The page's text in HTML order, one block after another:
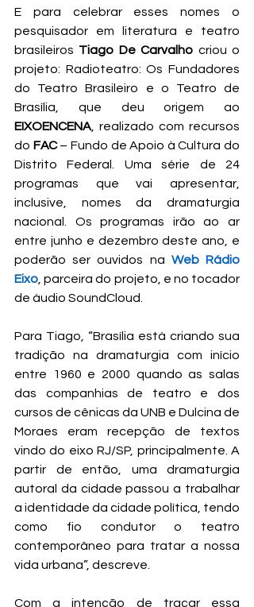
E para celebrar esses nomes o
pesquisador em literatura e teatro
brasileiros Tiago De Carvalho criou o
projeto: Radioteatro: Os Fundadores
do Teatro Brasileiro e o Teatro de
EIXOENCENA , realizado com recursos
do FAC – Fundo de Apoio à Cultura do
Distrito Federal. Uma série de 24
programas que vai apresentar,
inclusive, nomes da dramaturgia
nacional. Os programas irão ao ar
entre junho e dezembro deste ano, e
poderão ser ouvidos na Web Rádio
Eixo , parceira do projeto, e no tocador
de áudio SoundCloud.
Para Tiago, “Brasília está criando sua
tradição na dramaturgia com início
entre 1960 e 2000 quando as salas
das companhias de teatro e dos
cursos de cênicas da UNB e Dulcina de
Moraes eram recepção de textos
vindo do eixo RJ/SP, principalmente. A
partir de então, uma dramaturgia
autoral da cidade passou a trabalhar
a identidade da cidade política, tendo
como fio condutor o teatro
contemporâneo para tratar a nossa
vida urbana”, descreve.
Com a intenção de traçar essa